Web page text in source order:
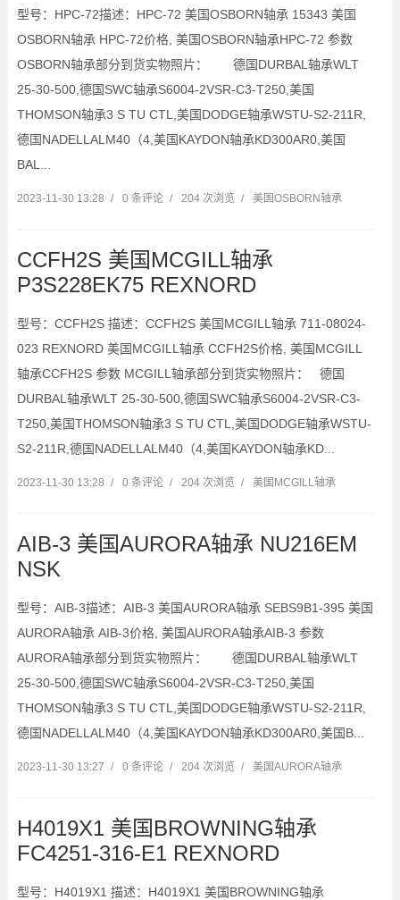
型号：HPC-72描述：HPC-72 美国OSBORN轴承 15343 美国
OSBORN轴承 HPC-72价格, 美国OSBORN轴承HPC-72 参数
OSBORN轴承部分到货实物照片： 德国DURBAL轴承WLT
25-30-500,德国SWC轴承S6004-2VSR-C3-T250,美国
THOMSON轴承3 S TU CTL,美国DODGE轴承WSTU-S2-211R,
德国NADELLALM40（4,美国KAYDON轴承KD300AR0,美国
BAL...
2023-11-30 13:28 / 0 条评论 / 204 次浏览 / 美国OSBORN轴承
CCFH2S 美国MCGILL轴承
P3S228EK75 REXNORD
型号：CCFH2S 描述：CCFH2S 美国MCGILL轴承 711-08024-
023 REXNORD 美国MCGILL轴承 CCFH2S价格, 美国MCGILL
轴承CCFH2S 参数 MCGILL轴承部分到货实物照片： 德国
DURBAL轴承WLT 25-30-500,德国SWC轴承S6004-2VSR-C3-
T250,美国THOMSON轴承3 S TU CTL,美国DODGE轴承WSTU-
S2-211R,德国NADELLALM40（4,美国KAYDON轴承KD...
2023-11-30 13:28 / 0 条评论 / 204 次浏览 / 美国MCGILL轴承
AIB-3 美国AURORA轴承 NU216EM
NSK
型号：AIB-3描述：AIB-3 美国AURORA轴承 SEBS9B1-395 美国
AURORA轴承 AIB-3价格, 美国AURORA轴承AIB-3 参数
AURORA轴承部分到货实物照片： 德国DURBAL轴承WLT
25-30-500,德国SWC轴承S6004-2VSR-C3-T250,美国
THOMSON轴承3 S TU CTL,美国DODGE轴承WSTU-S2-211R,
德国NADELLALM40（4,美国KAYDON轴承KD300AR0,美国B...
2023-11-30 13:27 / 0 条评论 / 204 次浏览 / 美国AURORA轴承
H4019X1 美国BROWNING轴承
FC4251-316-E1 REXNORD
型号：H4019X1 描述：H4019X1 美国BROWNING轴承